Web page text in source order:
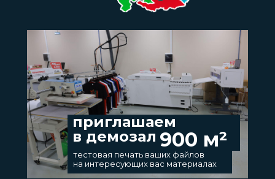
приглашаем
в демозал 900 м²
тестовая печать ваших файлов
на интересующих вас материалах